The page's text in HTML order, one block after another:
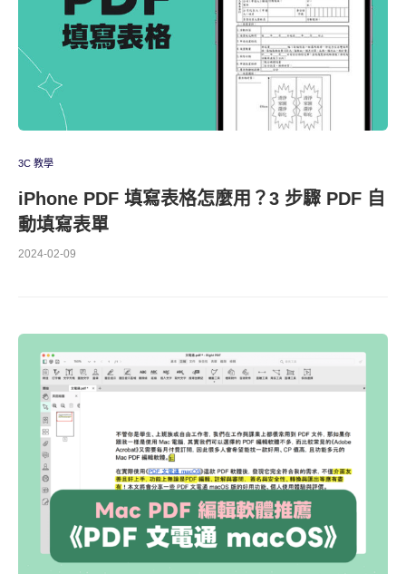
3C 教學
iPhone PDF 填寫表格怎麼用？3 步驟 PDF 自
動填寫表單
2024-02-09